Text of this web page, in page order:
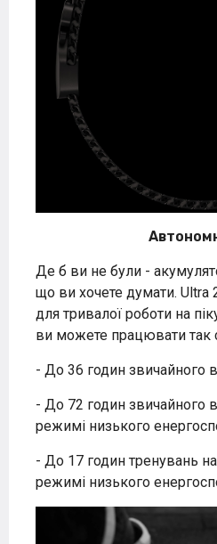
Де б ви не були -
що ви хочете думати. Ultra
для тривалої роботи на
ви можете працювати так
- До 36 годин звичайного
- До 72 годин звичайного
режимі низького
- До 17 годин тренувань
режимі низького